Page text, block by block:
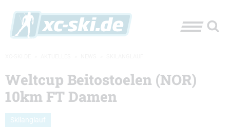
Weltcup Beitostoelen (NOR)
10km FT Damen
Skilanglauf